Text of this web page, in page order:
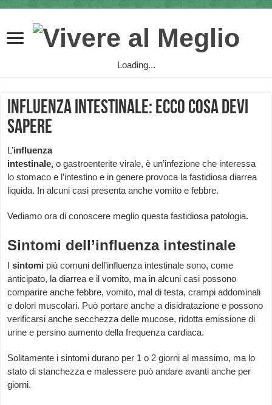
Loading...
Influenza intestinale: ecco cosa devi
sapere
L’influenza
intestinale, o gastroenterite virale, è un’infezione che interessa
lo stomaco e l’intestino e in genere provoca la fastidiosa diarrea
liquida. In alcuni casi presenta anche vomito e febbre.
Vediamo ora di conoscere meglio questa fastidiosa patologia.
Sintomi dell’influenza intestinale
Isintomi più comuni dell’influenza intestinale sono, come
anticipato, la diarrea e il vomito, ma in alcuni casi possono
comparire anche febbre, vomito, mal di testa, crampi addominali
e dolori muscolari. Può portare anche a disidratazione e possono
verificarsi anche secchezza delle mucose, ridotta emissione di
urine e persino aumento della frequenza cardiaca.
Solitamente i sintomi durano per 1 o 2 giorni al massimo, ma lo
stato di stanchezza e malessere può andare avanti anche per
giorni.